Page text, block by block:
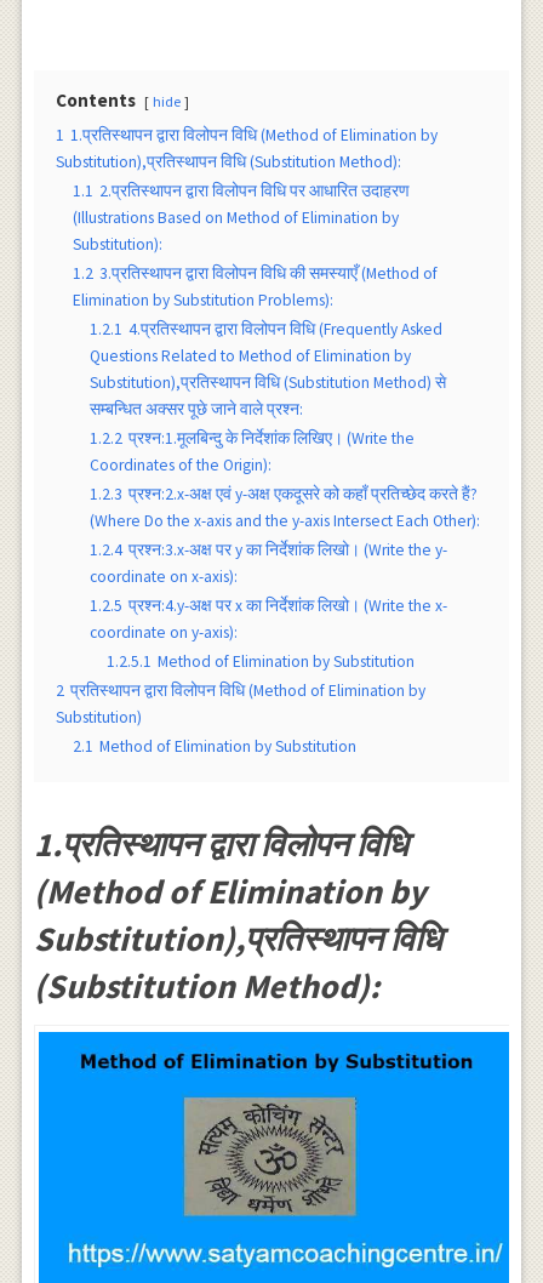
Contents hide
1 1.प्रतिस्थापन द्वारा विलोपन विधि (Method of Elimination by
Substitution),प्रतिस्थापन विधि (Substitution Method):
1.1 2.प्रतिस्थापन द्वारा विलोपन विधि पर आधारित उदाहरण
(Illustrations Based on Method of Elimination by
Substitution):
1.2 3.प्रतिस्थापन द्वारा विलोपन विधि की समस्याएँ (Method of
Elimination by Substitution Problems):
1.2.1 4.प्रतिस्थापन द्वारा विलोपन विधि (Frequently Asked
Questions Related to Method of Elimination by
Substitution),प्रतिस्थापन विधि (Substitution Method) से
सम्बन्धित अक्सर पूछे जाने वाले प्रश्न:
1.2.2 प्रश्न:1.मूलबिन्दु के निर्देशांक लिखिए। (Write the
Coordinates of the Origin):
1.2.3 प्रश्न:2.x-अक्ष एवं y-अक्ष एकदूसरे को कहाँ प्रतिच्छेद करते हैं?
(Where Do the x-axis and the y-axis Intersect Each Other):
1.2.4 प्रश्न:3.x-अक्ष पर y का निर्देशांक लिखो। (Write the y-
coordinate on x-axis):
1.2.5 प्रश्न:4.y-अक्ष पर x का निर्देशांक लिखो। (Write the x-
coordinate on y-axis):
1.2.5.1 Method of Elimination by Substitution
2 प्रतिस्थापन द्वारा विलोपन विधि (Method of Elimination by
Substitution)
2.1 Method of Elimination by Substitution
1.प्रतिस्थापन द्वारा विलोपन विधि
(Method of Elimination by
Substitution),प्रतिस्थापन विधि
(Substitution Method):